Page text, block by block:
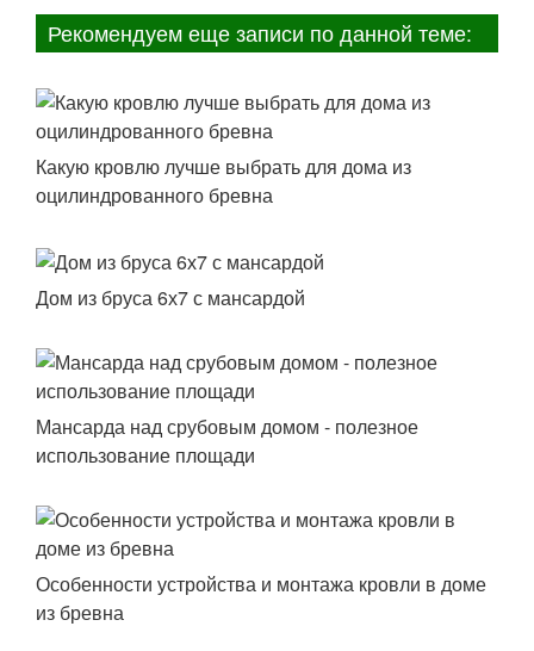
Рекомендуем еще записи по данной теме:
Какую кровлю лучше выбрать для дома из
оцилиндрованного бревна
Дом из бруса 6х7 с мансардой
Мансарда над срубовым домом - полезное
использование площади
Особенности устройства и монтажа кровли в доме
из бревна